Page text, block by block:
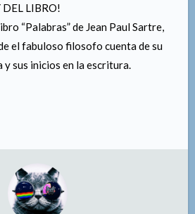
DEL LIBRO!
“Palabras” de Jean Paul Sartre,
el fabuloso filosofo cuenta de su
sus inicios en la escritura.